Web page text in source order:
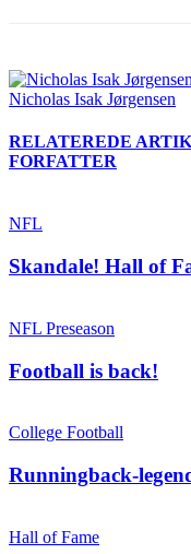
Nicholas Isak Jørgensen
RELATEREDE
FORFATTER
NFL
Skandale! Hall of
NFL Preseason
Football is back!
College Football
Runningback-
Hall of Fame